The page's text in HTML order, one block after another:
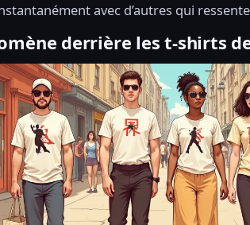
avec d’autres qui
derrière les t-shirts